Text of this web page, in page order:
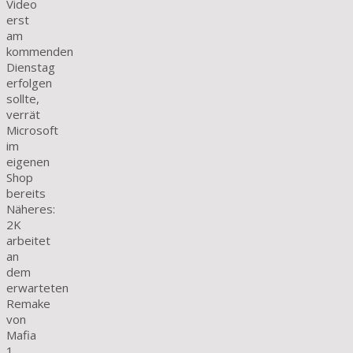
Video
erst
am
kommenden
Dienstag
erfolgen
sollte,
verrät
Microsoft
im
eigenen
Shop
bereits
Näheres:
2K
arbeitet
an
dem
erwarteten
Remake
von
Mafia